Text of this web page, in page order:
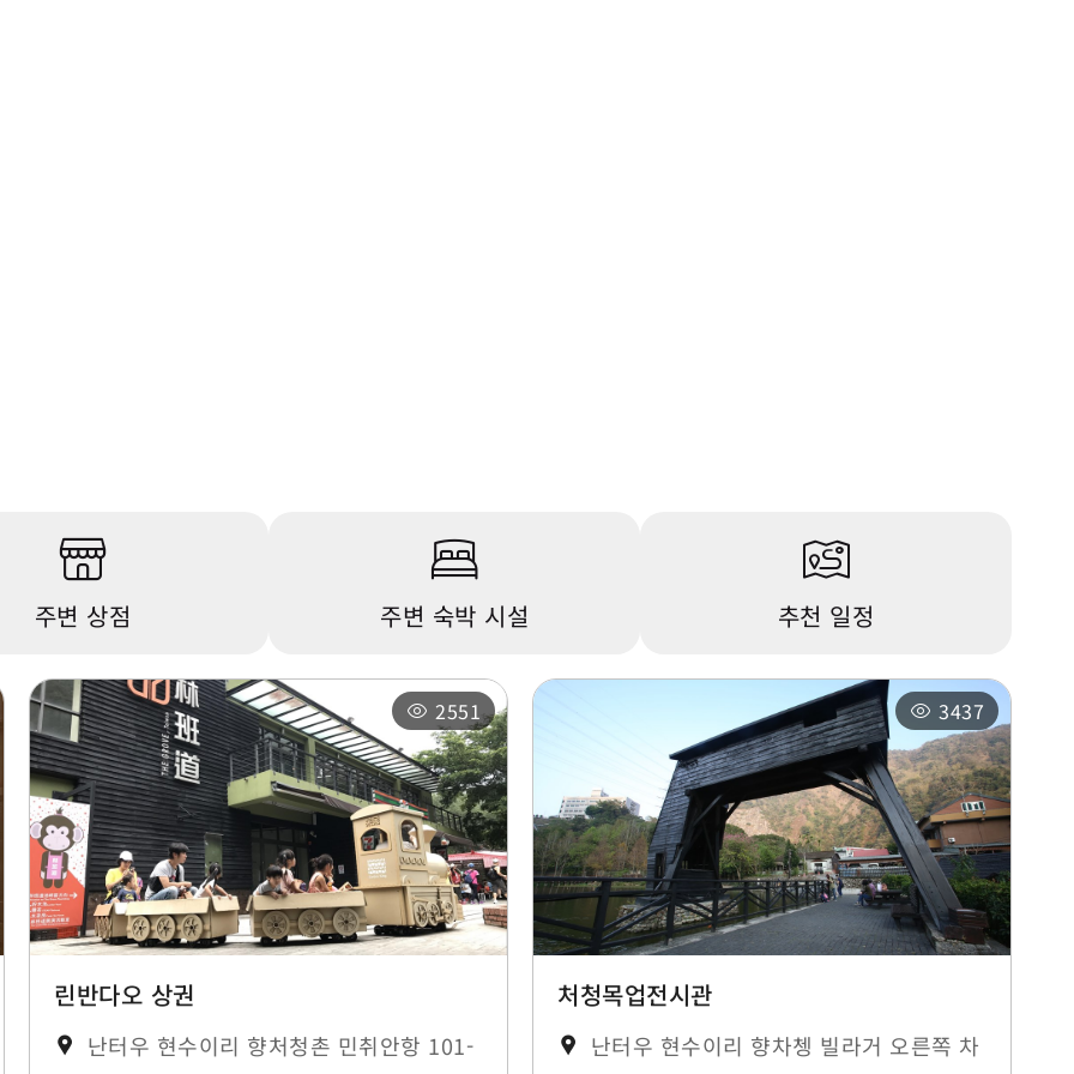
주변 상점 주변 숙박 시설 추천 일정
2551
린반다오 상권
난터우 현수이리 향처청촌 민취안항 101-
3437
처청목업전시관
난터우 현수이리 향차쳉 빌라거 오른쪽 차